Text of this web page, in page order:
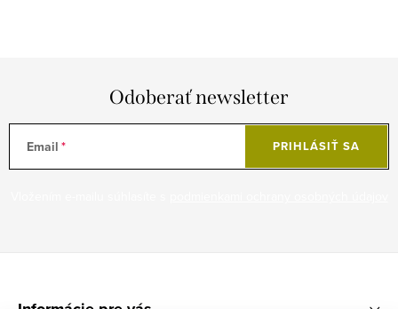
Odoberať newsletter
Email PRIHLÁSIŤ SA